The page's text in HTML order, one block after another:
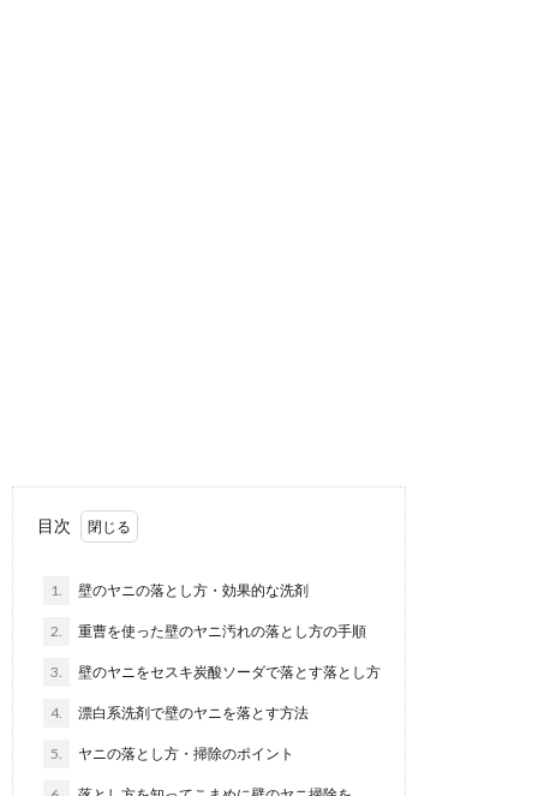
目次
1. 壁のヤニの落とし方・効果的な洗剤
2. 重曹を使った壁のヤニ汚れの落とし方の手順
3. 壁のヤニをセスキ炭酸ソーダで落とす落とし方
4. 漂白系洗剤で壁のヤニを落とす方法
5. ヤニの落とし方・掃除のポイント